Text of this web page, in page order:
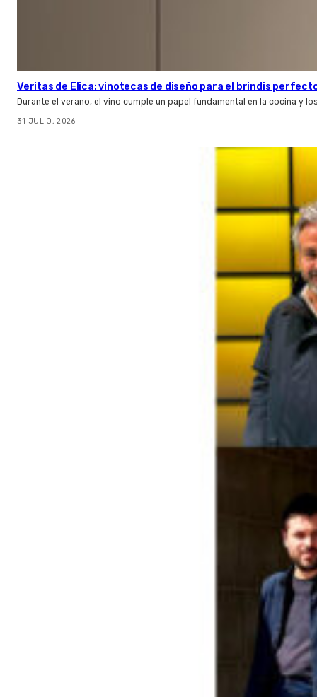
Veritas de Elica: vinotecas de diseño para el brindis
Durante el verano, el vino cumple un papel fundamental en la cocina y
31 JULIO, 2026